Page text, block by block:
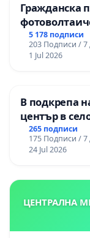
Гражданска
Радомир
5 178 подписи
203 Подписи / 7
1 Jul 2026
В подкрепа
център в
265 подписи
175 Подписи / 7
24 Jul 2026
ЦЕНТРАЛНА